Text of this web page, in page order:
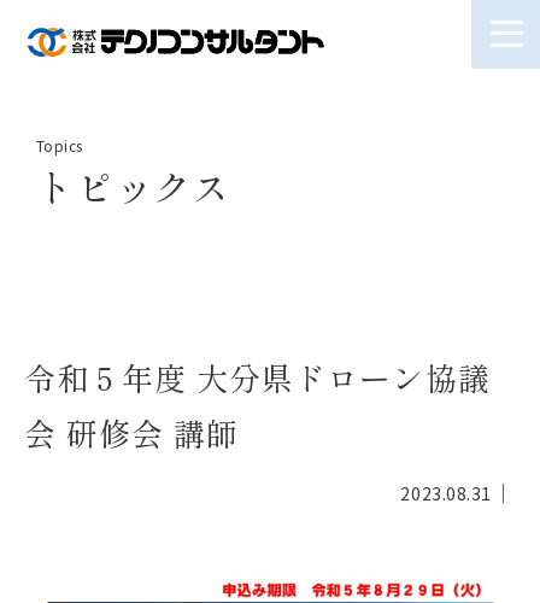
サービス
開発製造機器
採用情報
Topics
トピックス
令和５年度 大分県ドローン協議
会 研修会 講師
2023.08.31